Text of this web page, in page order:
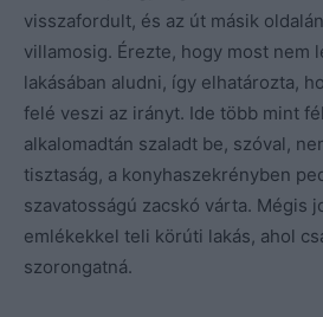
visszafordult, és az út másik
villamosig. Érezte, hogy most nem
lakásában aludni, így elhatározta,
felé veszi az irányt. Ide több mint
alkalomadtán szaladt be, szóval,
tisztaság, a konyhaszekrényben
szavatosságú zacskó várta. Mégis
emlékekkel teli körúti lakás, ahol
szorongatná.